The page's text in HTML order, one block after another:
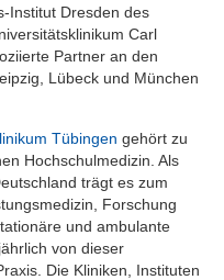
Institut Dresden des
Carl
Partner an den
Lübeck und München
Tübingen gehört zu
Hochschulmedizin. Als
trägt es zum
Forschung
und ambulante
von dieser
Die Kliniken, Instituten